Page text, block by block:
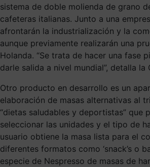
sistema de doble molienda de grano
cafeteras italianas. Junto a una
afrontarán la industrialización y la
aunque previamente realizarán una
Holanda. “Se trata de hacer una fase
darle salida a nivel mundial”, detalla la
Otro producto en desarrollo es un
elaboración de masas alternativas al
“dietas saludables y deportistas” que
seleccionar las unidades y el tipo de
usuario obtiene la masa lista para el
diferentes formatos como ‘snack’s o
especie de Nespresso de masas de